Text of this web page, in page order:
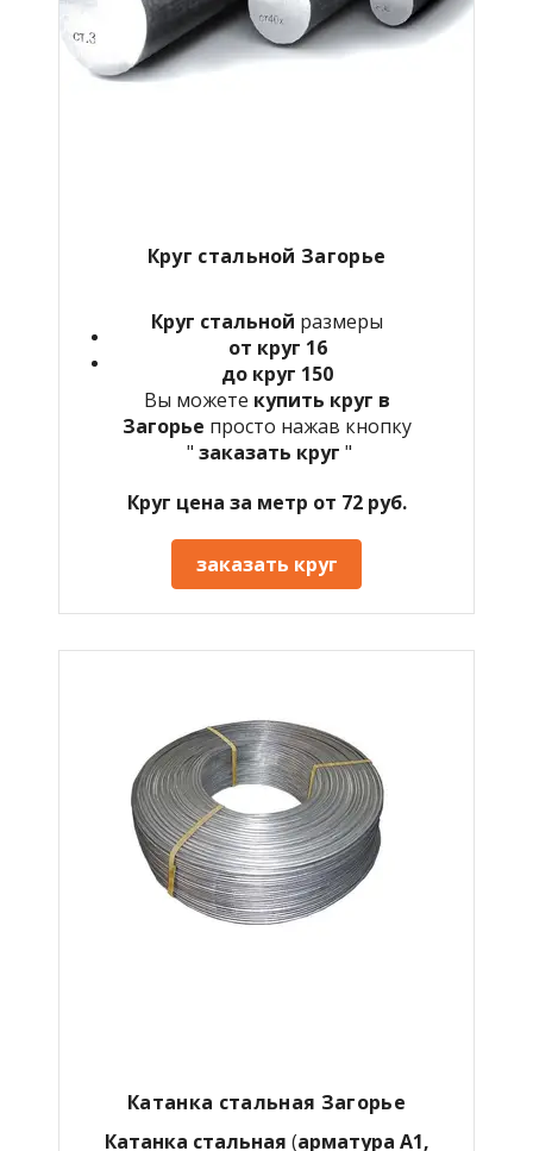
Круг стальной Загорье
Круг стальной размеры
от круг 16
до круг 150
Вы можете купить круг в
Загорье просто нажав кнопку
" заказать круг "
Круг цена за метр от 72 руб.
заказать круг
Катанка стальная Загорье
Катанка стальная (арматура А1,